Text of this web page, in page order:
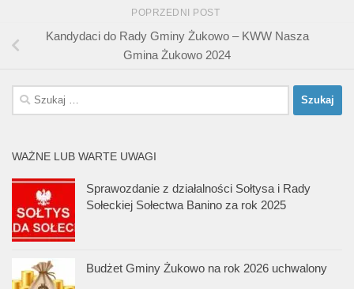
POPRZEDNI POST
Kandydaci do Rady Gminy Żukowo – KWW Nasza
Gmina Żukowo 2024
Szukaj:
WAŻNE LUB WARTE UWAGI
Sprawozdanie z działalności Sołtysa i Rady
Sołeckiej Sołectwa Banino za rok 2025
Budżet Gminy Żukowo na rok 2026 uchwalony